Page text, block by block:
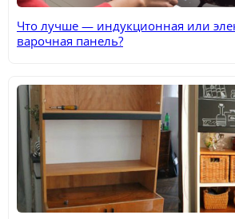
Что лучше — индукционная или
варочная панель?